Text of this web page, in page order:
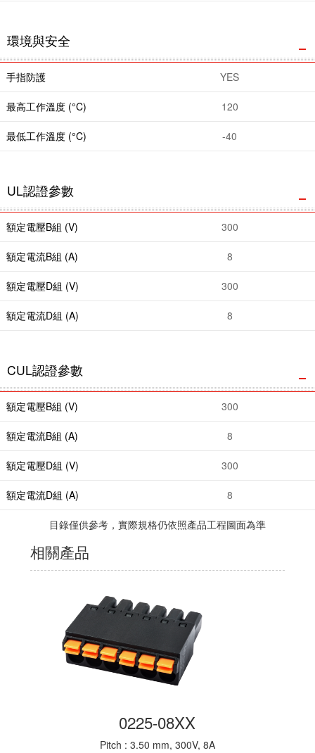
環境與安全
手指防護 YES
最高工作溫度 (°C) 120
最低工作溫度 (°C) -40
UL認證參數
額定電壓B組 (V) 300
額定電流B組 (A) 8
額定電壓D組 (V) 300
額定電流D組 (A) 8
CUL認證參數
額定電壓B組 (V) 300
額定電流B組 (A) 8
額定電壓D組 (V) 300
額定電流D組 (A) 8
目錄僅供參考，實際規格仍依照產品工程圖面為準
相關產品
0225-08XX
Pitch : 3.50 mm, 300V, 8A